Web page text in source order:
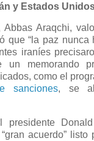
y Estados
Araqchi,
que “la paz nunca
iraníes
un memorando
como el
sanciones, se
presidente
acuerdo” listo